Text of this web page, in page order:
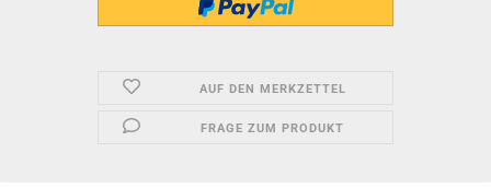
AUF DEN MERKZETTEL
FRAGE ZUM PRODUKT